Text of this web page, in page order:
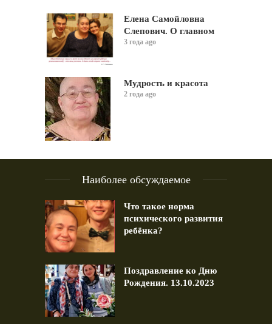
Елена Самойловна
Слепович. О главном
3 года ago
Мудрость и красота
2 года ago
Наиболее обсуждаемое
Что такое норма
психического развития
ребёнка?
Поздравление ко Дню
Рождения. 13.10.2023